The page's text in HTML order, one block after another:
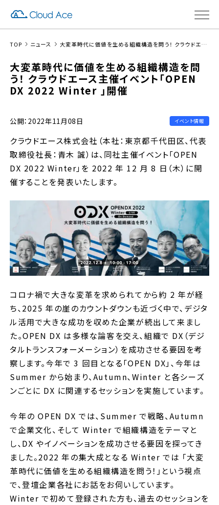
TOP ニュース 大変革時代に価値を生める組織構造を問う！ クラウドエース主催イベント「OPEN DX 2022 Winter 」開催
大変革時代に価値を生める組織構造を問
う！ クラウドエース主催イベント「OPEN
DX 2022 Winter 」開催
公開：2022年11月08日 イベント情報
クラウドエース株式会社（本社：東京都千代田区、代表
取締役社長：青木 誠）は、同社主催イベント「OPEN
DX 2022 Winter」を 2022 年 12 月 8 日（木）に開
催することを発表いたします。
コロナ禍で大きな変革を求められてから約 2 年が経
ち、2025 年の崖のカウントダウンも近づく中で、デジタ
ル活用で大きな成功を収めた企業が続出して来まし
た。OPEN DX は多様な論客を交え、組織で DX（デジ
タルトランスフォーメーション）を成功させる要因を考
察します。今年で 3 回目となる「OPEN DX」、今年は
Summer から始まり、Autumn、Winter と各シーズ
ンごとに DX に関連するセッションを実施しています。
今年の OPEN DX では、Summer で戦略、Autumn
で企業文化、そして Winter で組織構造をテーマと
し、DX やイノベーションを成功させる要因を探ってき
ました。2022 年の集大成となる Winter では 「大変
革時代に価値を生める組織構造を問う！」という視点
で、登壇企業各社にお話をお伺いしています。
Winter で初めて登録された方も、過去のセッションを